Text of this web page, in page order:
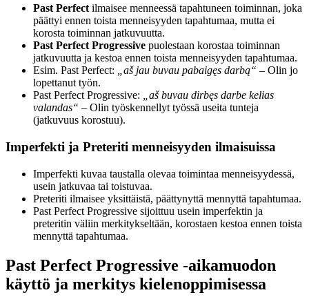
Past Perfect ilmaisee menneessä tapahtuneen toiminnan, joka
päättyi ennen toista menneisyyden tapahtumaa, mutta ei
korosta toiminnan jatkuvuutta.
Past Perfect Progressive puolestaan korostaa toiminnan
jatkuvuutta ja kestoa ennen toista menneisyyden tapahtumaa.
Esim. Past Perfect:
„aš jau buvau pabaigęs darbą“ – Olin jo
lopettanut työn.
Past Perfect Progressive:
„aš buvau dirbęs darbe kelias
valandas“ – Olin työskennellyt työssä useita tunteja
(jatkuvuus korostuu).
Imperfekti ja Preteriti menneisyyden ilmaisuissa
Imperfekti kuvaa taustalla olevaa toimintaa menneisyydessä,
usein jatkuvaa tai toistuvaa.
Preteriti ilmaisee yksittäistä, päättynyttä mennyttä tapahtumaa.
Past Perfect Progressive sijoittuu usein imperfektin ja
preteritin väliin merkitykseltään, korostaen kestoa ennen toista
mennyttä tapahtumaa.
Past Perfect Progressive -aikamuodon
käyttö ja merkitys kielenoppimisessa